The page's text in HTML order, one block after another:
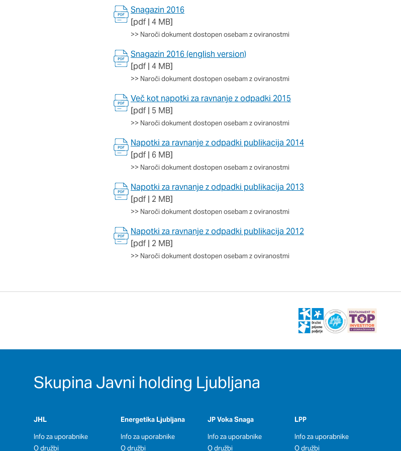
Snagazin 2016
[pdf | 4 MB]
>> Naroči dokument dostopen osebam z oviranostmi
Snagazin 2016 (english version)
[pdf | 4 MB]
>> Naroči dokument dostopen osebam z oviranostmi
Več kot napotki za ravnanje z odpadki 2015
[pdf | 5 MB]
>> Naroči dokument dostopen osebam z oviranostmi
Napotki za ravnanje z odpadki publikacija 2014
[pdf | 6 MB]
>> Naroči dokument dostopen osebam z oviranostmi
Napotki za ravnanje z odpadki publikacija 2013
[pdf | 2 MB]
>> Naroči dokument dostopen osebam z oviranostmi
Napotki za ravnanje z odpadki publikacija 2012
[pdf | 2 MB]
>> Naroči dokument dostopen osebam z oviranostmi
Skupina Javni holding Ljubljana
JHL
Info za uporabnike
O družbi
Energetika Ljubljana
Info za uporabnike
O družbi
JP Voka Snaga
Info za uporabnike
O družbi
LPP
Info za uporabnike
O družbi
Potrdi moje izbire